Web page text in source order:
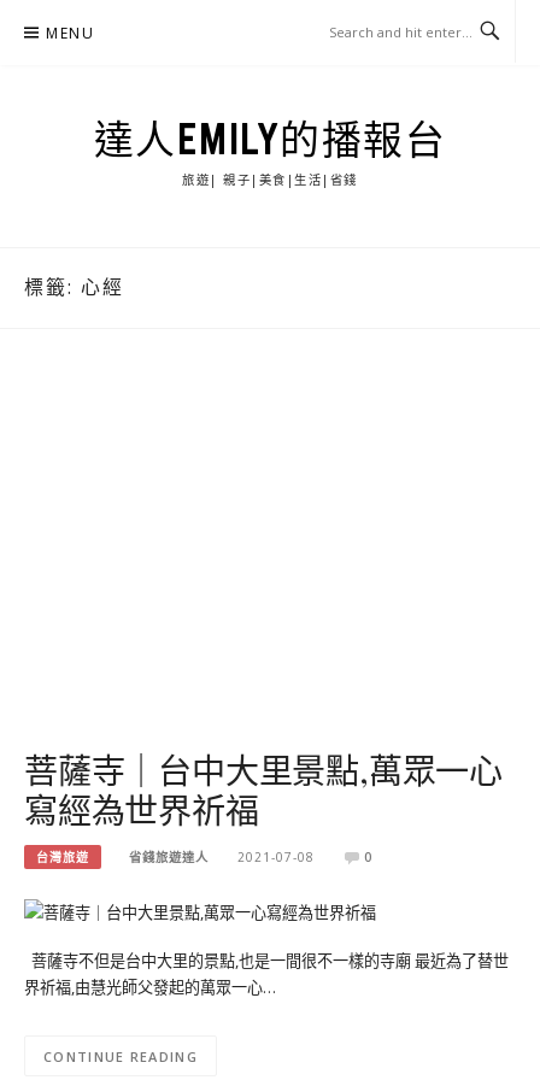
MENU
達人EMILY的播報台
旅遊| 親子|美食|生活|省錢
標籤: 心經
菩薩寺｜台中大里景點,萬眾一心
寫經為世界祈福
台灣旅遊 省錢旅遊達人 2021-07-08 0
菩薩寺不但是台中大里的景點,也是一間很不一樣的寺廟 最近為了替世
界祈福,由慧光師父發起的萬眾一心…
CONTINUE READING